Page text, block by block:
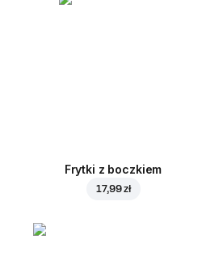
Frytki z boczkiem
17,99 zł